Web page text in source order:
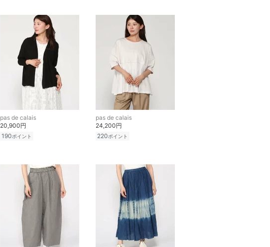
pas de calais
20,900円
190ポイント
pas de calais
24,200円
220ポイント